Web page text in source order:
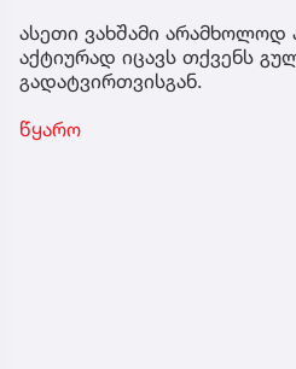
ასეთი ვახშამი არამხოლოდ
აქტიურად იცავს თქვენს
გადატვირთვისგან.
წყარო